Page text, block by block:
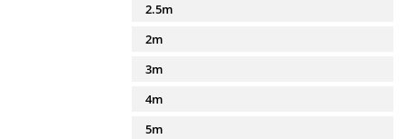
2.5m
2m
3m
4m
5m